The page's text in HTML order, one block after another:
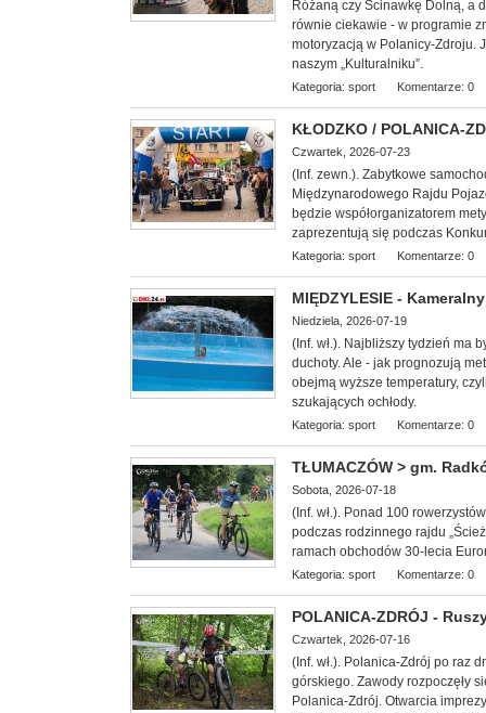
Różaną czy Ścinawkę Dolną, a
równie ciekawie - w programie
motoryzacją w Polanicy-Zdroju.
naszym „Kulturalniku”.
Kategoria: sport Komentarze: 0
KŁODZKO / POLANICA-
Czwartek, 2026-07-23
(Inf. zewn.). Zabytkowe
Międzynarodowego Rajdu
będzie współorganizatorem
zaprezentują się podczas
Kategoria: sport Komentarze: 0
MIĘDZYLESIE -
Niedziela, 2026-07-19
(Inf. wł.). Najbliższy tydzień ma
duchoty. Ale - jak prognozują
obejmą wyższe temperatury,
szukających ochłody.
Kategoria: sport Komentarze: 0
TŁUMACZÓW > gm.
Sobota, 2026-07-18
(Inf. wł.). Ponad 100
podczas rodzinnego rajdu
ramach obchodów 30-lecia
Kategoria: sport Komentarze: 0
POLANICA-ZDRÓJ -
Czwartek, 2026-07-16
(Inf. wł.). Polanica-Zdrój po raz
górskiego. Zawody rozpoczęły
Polanica-Zdrój. Otwarcia